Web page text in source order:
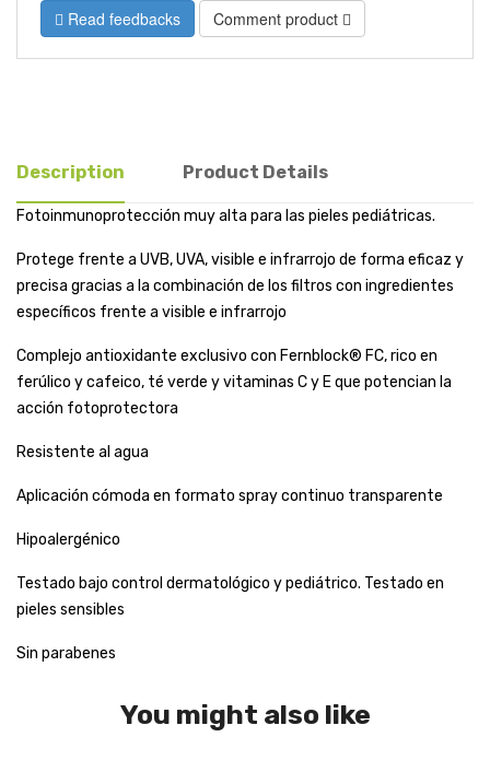
Read feedbacks Comment product
Description Product Details
Fotoinmunoprotección muy alta para las pieles pediátricas.
Protege frente a UVB, UVA, visible e infrarrojo de forma eficaz y
precisa gracias a la combinación de los filtros con ingredientes
específicos frente a visible e infrarrojo
Complejo antioxidante exclusivo con Fernblock® FC, rico en
ferúlico y cafeico, té verde y vitaminas C y E que potencian la
acción fotoprotectora
Resistente al agua
Aplicación cómoda en formato spray continuo transparente
Hipoalergénico
Testado bajo control dermatológico y pediátrico. Testado en
pieles sensibles
Sin parabenes
You might also like